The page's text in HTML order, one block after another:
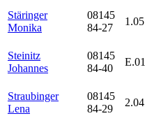
Stäringer
Monika
08145
84-27
1.05
Steinitz
Johannes
08145
84-40
E.01
Straubinger
Lena
08145
84-29
2.04